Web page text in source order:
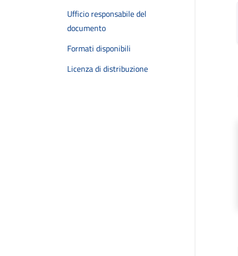
Ufficio responsabile del
documento
Formati disponibili
Licenza di distribuzione